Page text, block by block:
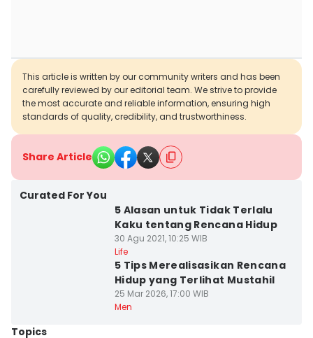
This article is written by our community writers and has been
carefully reviewed by our editorial team. We strive to provide
the most accurate and reliable information, ensuring high
standards of quality, credibility, and trustworthiness.
Share Article
Curated For You
5 Alasan untuk Tidak Terlalu
Kaku tentang Rencana Hidup
30 Agu 2021, 10:25 WIB
Life
5 Tips Merealisasikan Rencana
Hidup yang Terlihat Mustahil
25 Mar 2026, 17:00 WIB
Men
Topics